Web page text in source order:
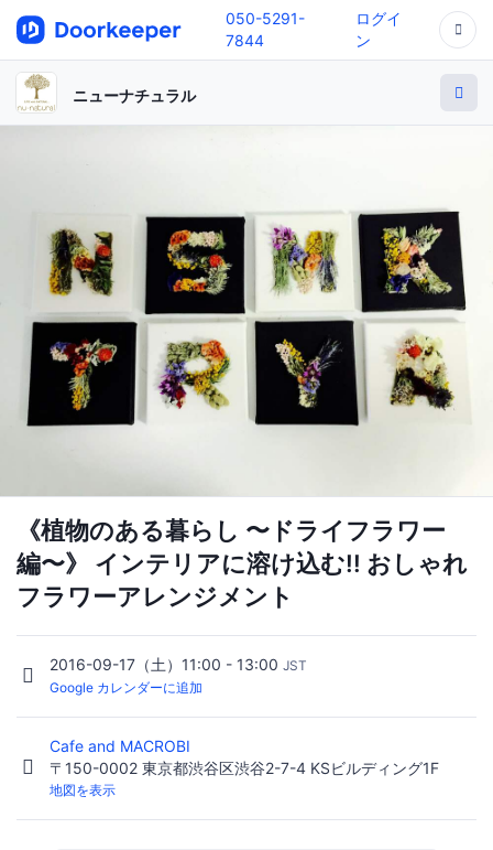
050-5291-
7844
ログイ
ン
ニューナチュラル
《植物のある暮らし 〜ドライフラワー
編〜》 インテリアに溶け込む!! おしゃれ
フラワーアレンジメント
2016-09-17（土）11:00 - 13:00 JST
Google カレンダーに追加
Cafe and MACROBI
〒150-0002 東京都渋谷区渋谷2-7-4 KSビルディング1F
地図を表示